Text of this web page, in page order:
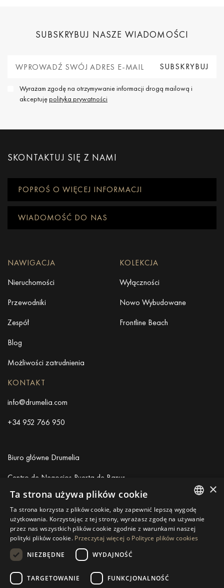
SUBSKRYBUJ NASZE WIADOMOŚCI
Wyrażam zgodę na otrzymywanie informacji drogą mailową i
akceptujępolityka prywatności
SKONTAKTUJ SIĘ Z NAMI
POPROŚ O WIĘCEJ INFORMACJI
WIADOMOŚĆ DO NAS
NAWIGACJA
Nieruchomości
Przewodniki
Zespół
Blog
Możliwości zatrudnienia
KOLEKCJA
Wyłączności
Nowo Wybudowane
Frontline Beach
KONTAKT
info@drumelia.com
+34 952 766 950
Biuro główne Drumelia
Centro de Negocios Puerta de Banus
Edificio B, Local 11
+34 952 766 950
info@drumelia.com
Linkedin Instagram Youtube
ENGLISH
SPANISH
×
Ta strona używa plików cookie
Ta strona korzysta z plików cookie, aby zapewnić lepszą wygodę
użytkowania. Korzystając z tej strony, wyrażasz zgodę na używanie
przez nas wszystkich plików cookie zgodnie z warunkami naszej
polityki plików cookie. Przeczytaj więcej o Polityce plików cookies
NIEZBĘDNE
WYDAJNOŚĆ
TARGETOWANIE FUNKCJONALNOŚĆ